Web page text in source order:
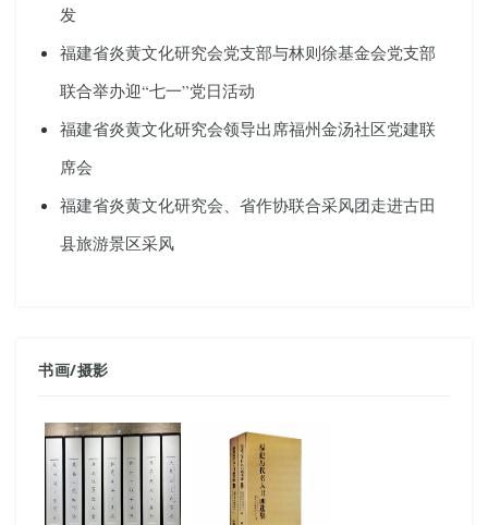
发
福建省炎黄文化研究会党支部与林则徐基金会党支部
联合举办迎“七一”党日活动
福建省炎黄文化研究会领导出席福州金汤社区党建联
席会
福建省炎黄文化研究会、省作协联合采风团走进古田
县旅游景区采风
书画/摄影